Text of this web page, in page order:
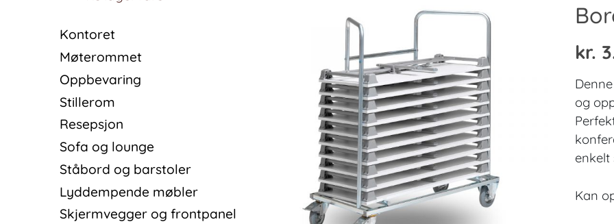
Kontoret
Møterommet
Oppbevaring
Stillerom
Resepsjon
Sofa og lounge
Ståbord og barstoler
Lyddempende møbler
Skjermvegger og frontpanel
kr.
og
enkelt
Kan